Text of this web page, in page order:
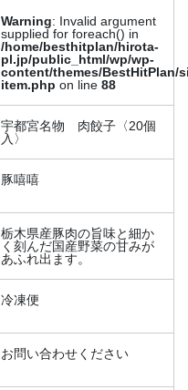
Warning: Invalid argument
supplied for foreach() in
/home/besthitplan/hirota-
pl.jp/public_html/wp/wp-
content/themes/BestHitPlan/
item.php on line88
宇都宮名物 肉餃子〈20個
入〉
豚嘻嘻
栃木県産豚肉の旨味と細か
く刻んだ国産野菜の甘みが
あふれ出ます。
冷凍便
お問い合わせください